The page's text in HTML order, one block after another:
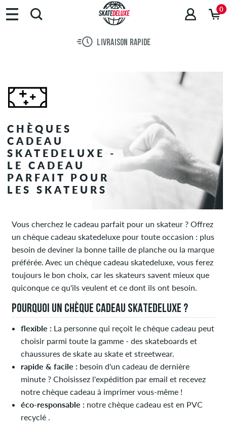
0
LIVRAISON RAPIDE
CHÈQUES
CADEAU
SKATEDELUXE -
LE CADEAU
PARFAIT POUR
LES SKATEURS
Vous cherchez le cadeau parfait pour un skateur ? Offrez
un chèque cadeau skatedeluxe pour toute occasion : plus
besoin de deviner la bonne taille de planche ou la marque
préférée. Avec un chèque cadeau skatedeluxe, vous ferez
toujours le bon choix, car les skateurs savent mieux que
quiconque ce qu'ils veulent et ce dont ils ont besoin.
POURQUOI UN CHÈQUE CADEAU SKATEDELUXE ?
flexible :La personne qui reçoit le chèque cadeau peut
choisir parmi toute la gamme - des skateboards et
chaussures de skate au skate et streetwear.
rapide & facile :besoin d'un cadeau de dernière
minute ? Choisissez l'expédition par email et recevez
notre chèque cadeau à imprimer vous-même !
éco-responsable :notre chèque cadeau est en PVC
recyclé .